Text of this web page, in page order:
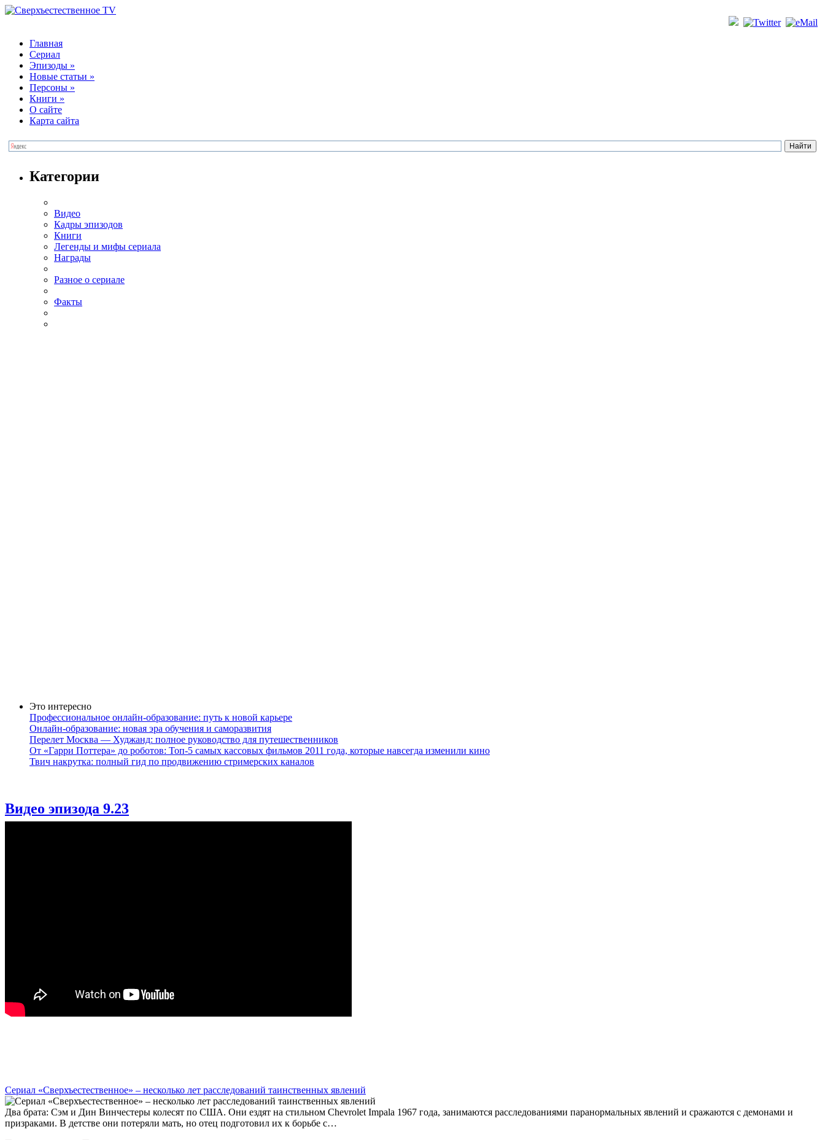
Главная
Сериал
Эпизоды »
Новые статьи »
Персоны »
Книги »
О сайте
Карта сайта
Категории
Видео
Кадры эпизодов
Книги
Легенды и мифы сериала
Награды
Разное о сериале
Факты
Это интересно
Профессиональное онлайн-образование: путь к новой карьере
Онлайн-образование: новая эра обучения и саморазвития
Перелет Москва — Худжанд: полное руководство для путешественников
От «Гарри Поттера» до роботов: Топ-5 самых кассовых фильмов 2011 года, которые навсегда изменили кино
Твич накрутка: полный гид по продвижению стримерских каналов
Видео эпизода 9.23
Сериал «Сверхъестественное» – несколько лет расследований таинственных явлений
Два брата: Сэм и Дин Винчестеры колесят по США. Они ездят на стильном Chevrolet Impala 1967 года, занимаются расследованиями паранормальных явлений и сражаются с демонами и
призраками. В детстве они потеряли мать, но отец подготовил их к борьбе с…